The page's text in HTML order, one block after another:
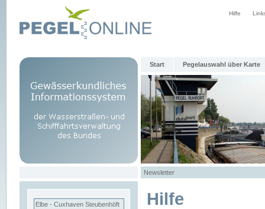
Hilfe
Start Pegelauswahl über Karte
Newsletter
Elbe - Cuxhaven Steubenhöft Hilfe